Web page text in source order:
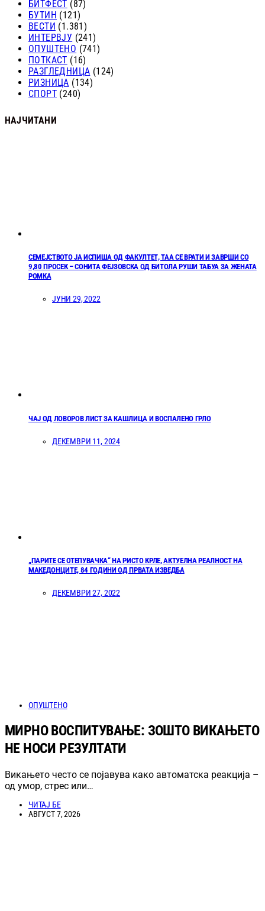
БИТФЕСТ (87)
БУТИН (121)
ВЕСТИ (1.381)
ИНТЕРВЈУ (241)
ОПУШТЕНО (741)
ПОТКАСТ (16)
РАЗГЛЕДНИЦА (124)
РИЗНИЦА (134)
СПОРТ (240)
НАЈЧИТАНИ
СЕМЕЈСТВОТО ЈА ИСПИША ОД ФАКУЛТЕТ, ТАА СЕ ВРАТИ И ЗАВРШИ СО
9,80 ПРОСЕК – СОНИТА ФЕЈЗОВСКА ОД БИТОЛА РУШИ ТАБУА ЗА ЖЕНАТА
РОМКА
ЈУНИ 29, 2022
ЧАЈ ОД ЛОВОРОВ ЛИСТ ЗА КАШЛИЦА И ВОСПАЛЕНО ГРЛО
ДЕКЕМВРИ 11, 2024
„ПАРИТЕ СЕ ОТЕПУВАЧКА“ НА РИСТО КРЛЕ, АКТУЕЛНА РЕАЛНОСТ НА
МАКЕДОНЦИТЕ, 84 ГОДИНИ ОД ПРВАТА ИЗВЕДБА
ДЕКЕМВРИ 27, 2022
ОПУШТЕНО
МИРНО ВОСПИТУВАЊЕ: ЗОШТО ВИКАЊЕТО
НЕ НОСИ РЕЗУЛТАТИ
Викањето често се појавува како автоматска реакција –
од умор, стрес или…
ЧИТАЈ БЕ
АВГУСТ 7, 2026